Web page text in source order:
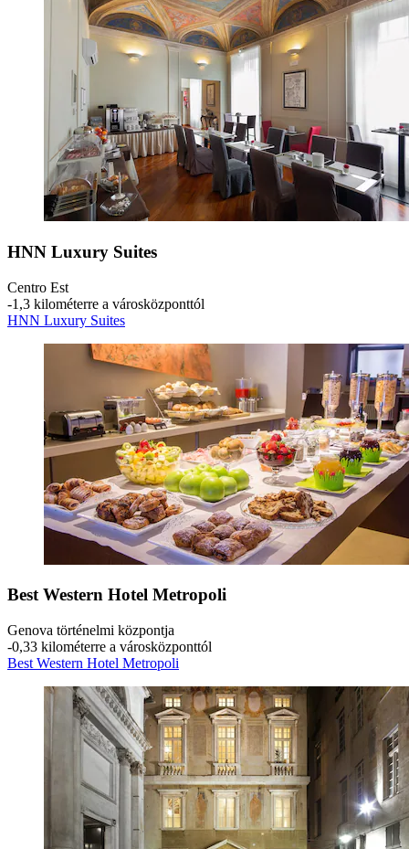
HNN Luxury Suites
Centro Est
‐1,3 kilométerre a városközponttól
HNN Luxury Suites
Best Western Hotel Metropoli
Genova történelmi központja
‐0,33 kilométerre a városközponttól
Best Western Hotel Metropoli